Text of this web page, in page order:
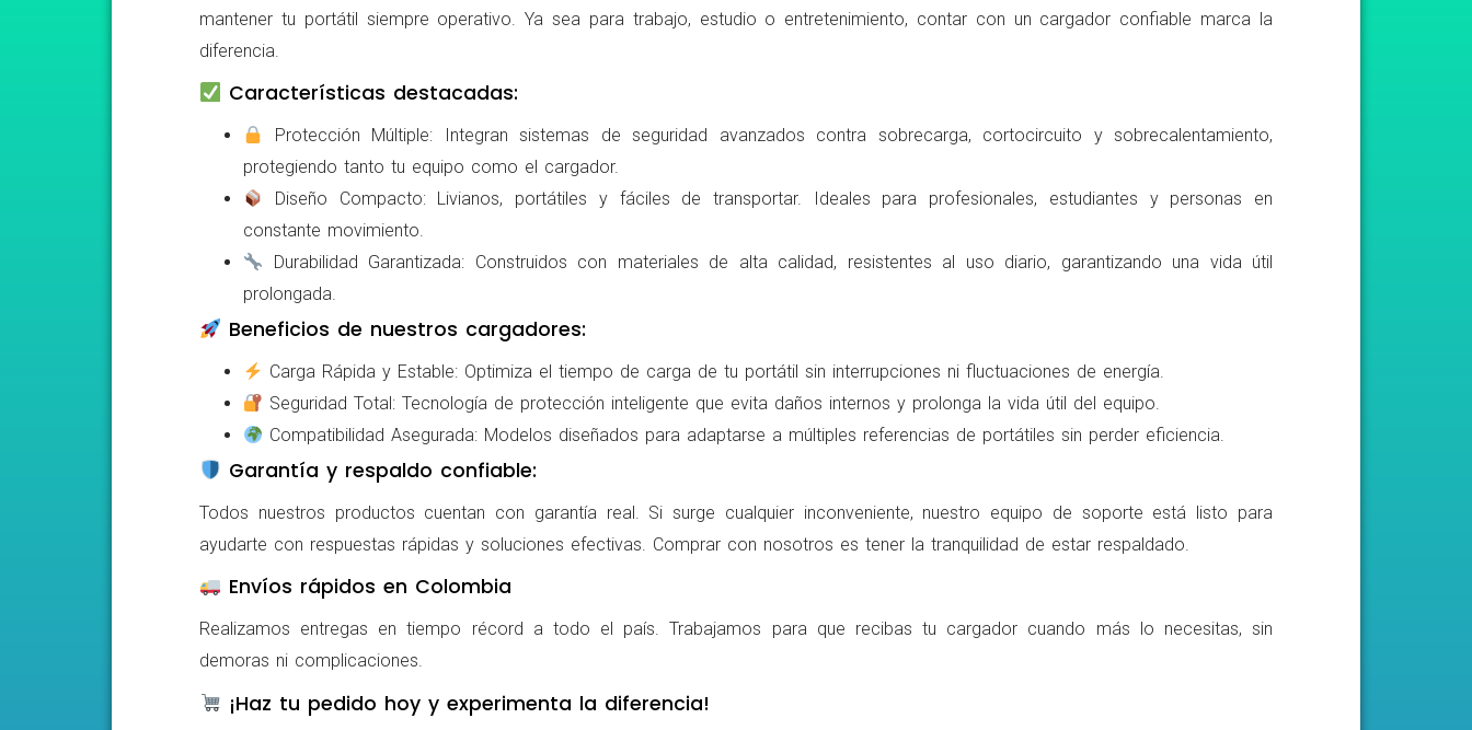
mantener tu portátil siempre operativo. Ya sea para trabajo, estudio o entretenimiento, contar con un cargador confiable marca la
diferencia.
Características destacadas:
Protección Múltiple: Integran sistemas de seguridad avanzados contra sobrecarga, cortocircuito y sobrecalentamiento,
protegiendo tanto tu equipo como el cargador.
Diseño Compacto: Livianos, portátiles y fáciles de transportar. Ideales para profesionales, estudiantes y personas en
constante movimiento.
Durabilidad Garantizada: Construidos con materiales de alta calidad, resistentes al uso diario, garantizando una vida útil
prolongada.
Beneficios de nuestros cargadores:
Carga Rápida y Estable: Optimiza el tiempo de carga de tu portátil sin interrupciones ni fluctuaciones de energía.
Seguridad Total: Tecnología de protección inteligente que evita daños internos y prolonga la vida útil del equipo.
Compatibilidad Asegurada: Modelos diseñados para adaptarse a múltiples referencias de portátiles sin perder eficiencia.
Garantía y respaldo confiable:
Todos nuestros productos cuentan con garantía real. Si surge cualquier inconveniente, nuestro equipo de soporte está listo para
ayudarte con respuestas rápidas y soluciones efectivas. Comprar con nosotros es tener la tranquilidad de estar respaldado.
Envíos rápidos en Colombia
Realizamos entregas en tiempo récord a todo el país. Trabajamos para que recibas tu cargador cuando más lo necesitas, sin
demoras ni complicaciones.
¡Haz tu pedido hoy y experimenta la diferencia!